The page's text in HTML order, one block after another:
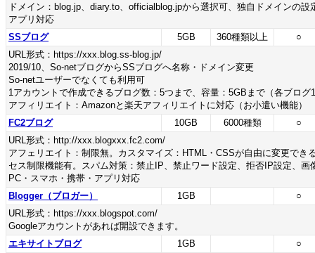
ドメイン：blog.jp、diary.to、officialblog.jpから選択可、独自ドメインの設
アプリ対応
SSブログ
5GB 360種類以上
○
URL形式：https://xxx.blog.ss-blog.jp/
2019/10、So-netブログからSSブログへ名称・ドメイン変更
So-netユーザーでなくても利用可
1アカウントで作成できるブログ数：5つまで、容量：5GBまで（各ブロ
アフィリエイト：Amazonと楽天アフィリエイトに対応（お小遣い機能）
FC2ブログ
10GB 6000種類
○
URL形式：http://xxx.blogxxx.fc2.com/
アフェリエイト：制限無。カスタマイズ：HTML・CSSが自由に変更で
セス制限機能有。スパム対策：禁止IP、禁止ワード設定、拒否IP設定、
PC・スマホ・携帯・アプリ対応
Blogger（ブロガー）
1GB
○
URL形式：https://xxx.blogspot.com/
Googleアカウントがあれば開設できます。
エキサイトブログ
1GB
○